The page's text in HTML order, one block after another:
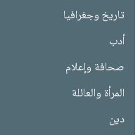
تاريخ وجغرافيا
أدب
صحافة وإعلام
المرأة والعائلة
دين